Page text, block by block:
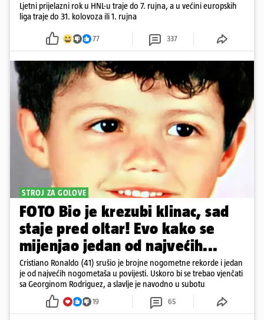
Ljetni prijelazni rok u HNL-u traje do 7. rujna, a u većini europskih
liga traje do 31. kolovoza ili 1. rujna
77 337
STROJ ZA GOLOVE
FOTO Bio je krezubi klinac, sad
staje pred oltar! Evo kako se
mijenjao jedan od najvećih...
Cristiano Ronaldo (41) srušio je brojne nogometne rekorde i jedan
je od najvećih nogometaša u povijesti. Uskoro bi se trebao vjenčati
sa Georginom Rodriguez, a slavlje je navodno u subotu
19 65